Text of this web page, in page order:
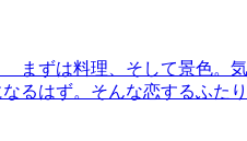
ずは料理、そして景色。
るはず。そんな恋するふた